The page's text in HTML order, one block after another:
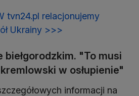
tvn24.pl relacjonujemy
Ukrainy >>>
"To musi
w osłupienie"
informacji na